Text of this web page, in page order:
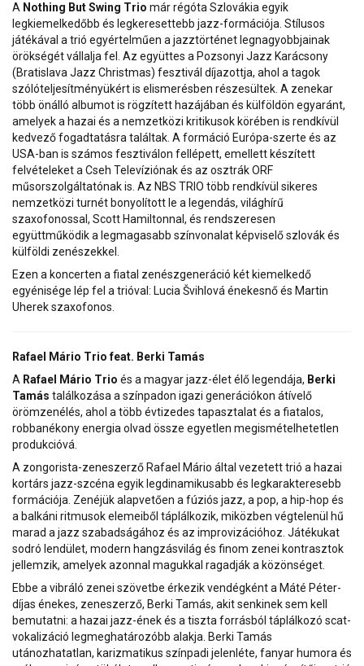
A Nothing But Swing Trio már régóta Szlovákia egyik
legkiemelkedőbb és legkeresettebb jazz-formációja. Stílusos
játékával a trió egyértelműen a jazztörténet legnagyobbjainak
örökségét vállalja fel. Az együttes a Pozsonyi Jazz Karácsony
(Bratislava Jazz Christmas) fesztivál díjazottja, ahol a tagok
szólóteljesítményükért is elismerésben részesültek. A zenekar
több önálló albumot is rögzített hazájában és külföldön egyaránt,
amelyek a hazai és a nemzetközi kritikusok körében is rendkívül
kedvező fogadtatásra találtak. A formáció Európa-szerte és az
USA-ban is számos fesztiválon fellépett, emellett készített
felvételeket a Cseh Televíziónak és az osztrák ORF
műsorszolgáltatónak is. Az NBS TRIO több rendkívül sikeres
nemzetközi turnét bonyolított le a legendás, világhírű
szaxofonossal, Scott Hamiltonnal, és rendszeresen
együttműködik a legmagasabb színvonalat képviselő szlovák és
külföldi zenészekkel.
Ezen a koncerten a fiatal zenészgeneráció két kiemelkedő
egyénisége lép fel a trióval: Lucia Švihlová énekesnő és Martin
Uherek szaxofonos.
Rafael Mário Trio feat. Berki Tamás
A Rafael Mário Trio és a magyar jazz-élet élő legendája, Berki
Tamás találkozása a színpadon igazi generációkon átívelő
örömzenélés, ahol a több évtizedes tapasztalat és a fiatalos,
robbanékony energia olvad össze egyetlen megismételhetetlen
produkcióvá.
A zongorista-zeneszerző Rafael Mário által vezetett trió a hazai
kortárs jazz-szcéna egyik legdinamikusabb és legkarakteresebb
formációja. Zenéjük alapvetően a fúziós jazz, a pop, a hip-hop és
a balkáni ritmusok elemeiből táplálkozik, miközben végtelenül hű
marad a jazz szabadságához és az improvizációhoz. Játékukat
sodró lendület, modern hangzásvilág és finom zenei kontrasztok
jellemzik, amelyek azonnal magukkal ragadják a közönséget.
Ebbe a vibráló zenei szövetbe érkezik vendégként a Máté Péter-
díjas énekes, zeneszerző, Berki Tamás, akit senkinek sem kell
bemutatni: a hazai jazz-ének és a tiszta forrásból táplálkozó scat-
vokalizáció legmeghatározóbb alakja. Berki Tamás
utánozhatatlan, karizmatikus színpadi jelenléte, fanyar humora és